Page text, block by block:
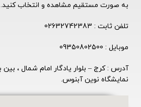
به صورت مستقیم مشاهده و انتخاب کنید.
تلفن ثابت : 02632742383
موبایل : 09350802500
نمایشگاه نوین آبنوس.